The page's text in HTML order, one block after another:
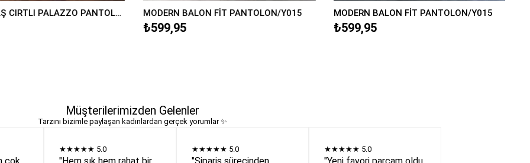
KREP KUMAŞ CIRTLI PALAZZO PANTOLON/K038 MODERN BALON FİT PANTOLON/Y015
₺599,95
MODERN BALON FİT PANTOLON/Y015
₺599,95
Müşterilerimizden Gelenler
Tarzını bizimle paylaşan kadınlardan gerçek yorumlar ✨
çok
★★★★★ 5.0
"Hem şık hem rahat bir
★★★★★ 5.0
"Sipariş sürecinden
★★★★★ 5.0
"Yeni favori parçam oldu.